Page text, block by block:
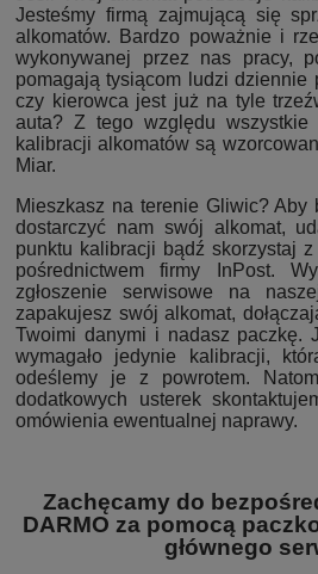
Jesteśmy firmą zajmującą się
alkomatów. Bardzo poważnie i
wykonywanej przez nas pracy,
pomagają tysiącom ludzi dziennie
czy kierowca jest już na tyle
auta? Z tego względu wszystkie
kalibracji alkomatów są
Miar.
Mieszkasz na terenie Gliwic? Aby
dostarczyć nam swój alkomat,
punktu kalibracji bądź skorzystaj z
pośrednictwem firmy InPost.
zgłoszenie serwisowe na
zapakujesz swój alkomat,
Twoimi danymi i nadasz paczkę.
wymagało jedynie kalibracji,
odeślemy je z powrotem.
dodatkowych usterek
omówienia ewentualnej naprawy.
Zachęcamy do
DARMO za pomocą
głównego